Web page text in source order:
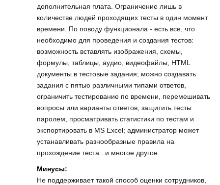
дополнительная плата. Ограничение лишь в
количестве людей проходящих тесты в один момент
времени. По поводу функционала - есть все, что
необходимо для проведения и создания тестов:
возможность вставлять изображения, схемы,
формулы, таблицы, аудио, видеофайлы, HTML
документы в тестовые задания; можно создавать
задания с пятью различными типами ответов,
ограничить тестирование по времени, перемешивать
вопросы или варианты ответов, защитить тесты
паролем, просматривать статистики по тестам и
экспортировать в MS Excel; администратор может
устанавливать разнообразные правила на
прохождение теста...и многое другое.
Минусы:
Не поддерживает такой способ оценки сотрудников,